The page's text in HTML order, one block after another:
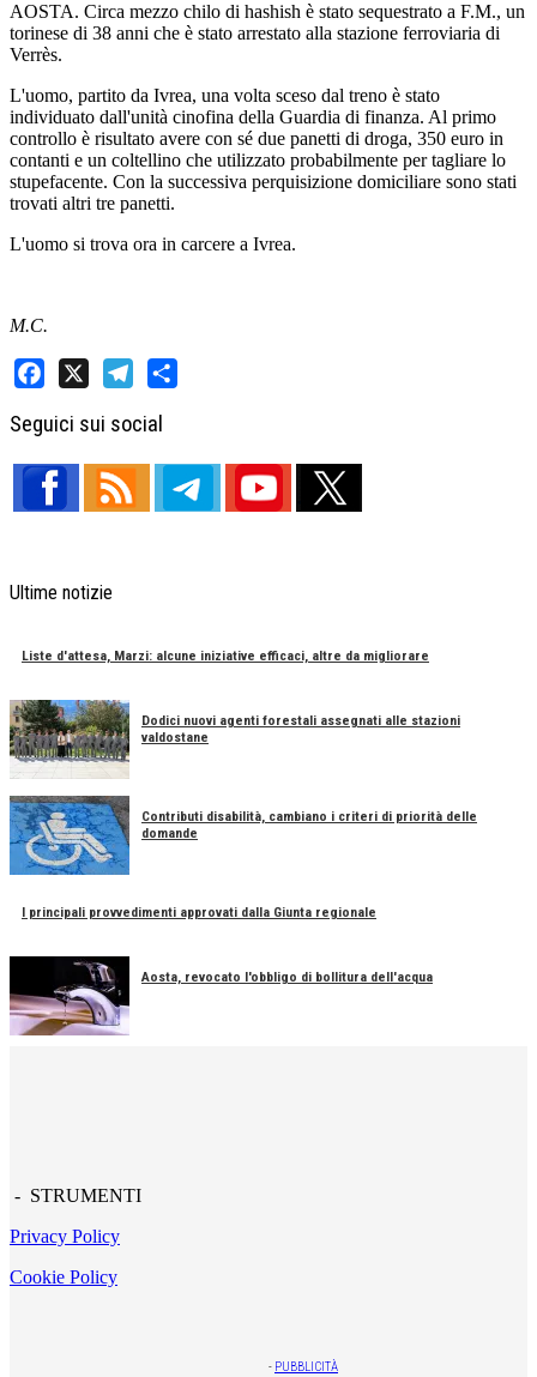
AOSTA. Circa mezzo chilo di hashish è stato sequestrato a F.M., un
torinese di 38 anni che è stato arrestato alla stazione ferroviaria di
Verrès.
L'uomo, partito da Ivrea, una volta sceso dal treno è stato
individuato dall'unità cinofina della Guardia di finanza. Al primo
controllo è risultato avere con sé due panetti di droga, 350 euro in
contanti e un coltellino che utilizzato probabilmente per tagliare lo
stupefacente. Con la successiva perquisizione domiciliare sono stati
trovati altri tre panetti.
L'uomo si trova ora in carcere a Ivrea.
M.C.
Seguici sui social
Ultime notizie
Liste d'attesa, Marzi: alcune iniziative efficaci, altre da migliorare
Dodici nuovi agenti forestali assegnati alle stazioni
valdostane
Contributi disabilità, cambiano i criteri di priorità delle
domande
I principali provvedimenti approvati dalla Giunta regionale
Aosta, revocato l'obbligo di bollitura dell'acqua
- STRUMENTI
Privacy Policy
Cookie Policy
- PUBBLICITÀ